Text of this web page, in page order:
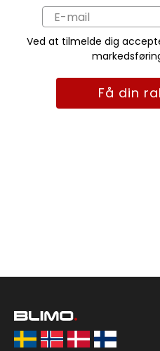
Ved at tilmelde dig
Få din